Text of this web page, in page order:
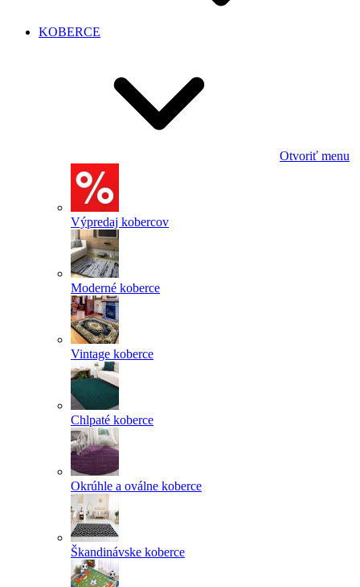
KOBERCE
Otvoriť menu
Výpredaj kobercov
Moderné koberce
Vintage koberce
Chlpaté koberce
Okrúhle a oválne koberce
Škandinávske koberce